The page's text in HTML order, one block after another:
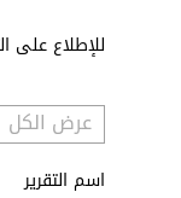
للإطلاع على
اسم التقرير